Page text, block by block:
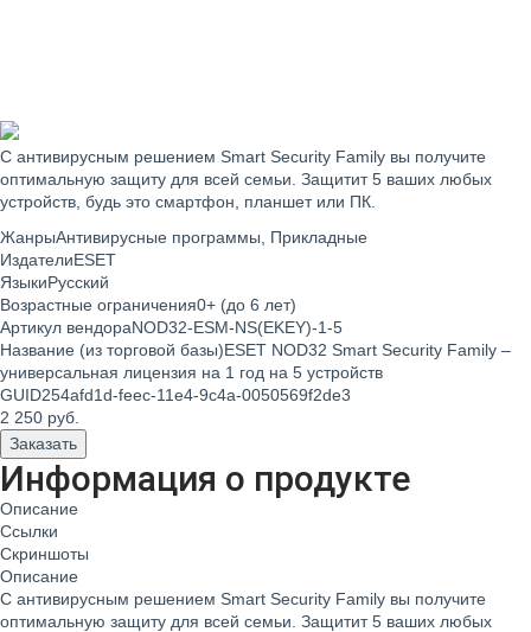
С антивирусным решением Smart Security Family вы получите
оптимальную защиту для всей семьи. Защитит 5 ваших любых
устройств, будь это смартфон, планшет или ПК.
ЖанрыАнтивирусные программы, Прикладные
ИздателиESET
ЯзыкиРусский
Возрастные ограничения0+ (до 6 лет)
Артикул вендораNOD32-ESM-NS(EKEY)-1-5
Название (из торговой базы)ESET NOD32 Smart Security Family –
универсальная лицензия на 1 год на 5 устройств
GUID254afd1d-feec-11e4-9c4a-0050569f2de3
2 250 руб.
Заказать
Информация о продукте
Описание
Ссылки
Скриншоты
Описание
С антивирусным решением Smart Security Family вы получите
оптимальную защиту для всей семьи. Защитит 5 ваших любых